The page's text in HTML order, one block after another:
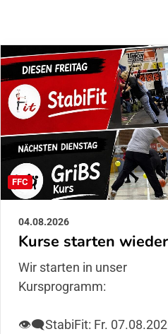
FFC
04.08.2026
Kurse starten wieder
Wir starten in unser
Kursprogramm:
👁️‍🗨️StabiFit: Fr.